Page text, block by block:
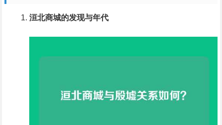
洹北商城的发现与年代